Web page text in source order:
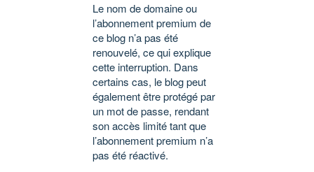
Le nom de domaine ou
l’abonnement premium de
ce blog n’a pas été
renouvelé, ce qui explique
cette interruption. Dans
certains cas, le blog peut
également être protégé par
un mot de passe, rendant
son accès limité tant que
l’abonnement premium n’a
pas été réactivé.